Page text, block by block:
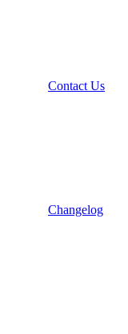
Contact Us
Changelog